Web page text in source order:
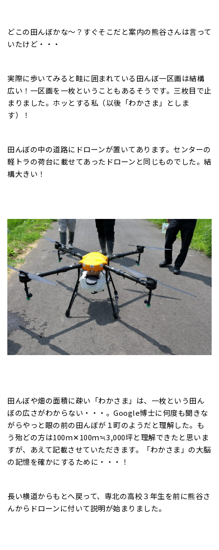
どこの田んぼかな～？すぐそこだと案内の熊谷さんは言って
いたけど・・・
実際に歩いてみると畦に囲まれている田んぼ一区画は結構
広い！一区画を一枚ということもあるそうです。三枚目で止
まりました。ホッとする私（以後「わかさま」としま
す）！
田んぼの中の道路にドローンが置いてあります。センターの
軽トラの荷台に載せてあったドローンと同じものでした。結
構大きい！
田んぼや畑の面積に疎い「わかさま」は、一枚という田ん
ぼの広さがわからない・・・。Google博士に何度も聞きな
がらやっと眼の前の田んぼが１町のようだと理解した。も
う殆どの方は100ｍ✕100ｍ≒3,000坪と理解できたと思いま
すが、あえて記載させていただきます。「わかさま」の大脳
の記憶を確かにするために・・・！
長い横道からもとへ戻って、専北の高校３年生を前に熊谷さ
んからドローンに付いて説明が始まりました。